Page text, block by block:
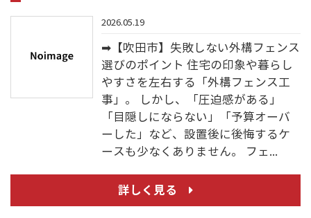
2026.05.19
➡【吹田市】失敗しない外構フェンス
選びのポイント 住宅の印象や暮らし
やすさを左右する「外構フェンス工
事」。 しかし、「圧迫感がある」
「目隠しにならない」「予算オーバ
ーした」など、設置後に後悔するケ
ースも少なくありません。 フェ...
詳しく見る